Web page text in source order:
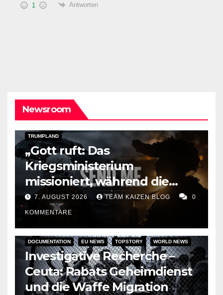
1 Antworten
Newsroom
DARK AMERICA KAIZEN FLASHPOINT TOPSTORY
TRUMPLAND
„Gott ruft: Das
Kriegsministerium
missioniert, während die
Raketen ausgehen“
7. AUGUST 2026 TEAM KAIZEN BLOG 0
KOMMENTARE
DOCUMENTATION EU NEWS TOPSTORY WORLD NEWS
Investigative Recherche –
Ceuta: Rabats Geheimdienst
und die Waffe Migration